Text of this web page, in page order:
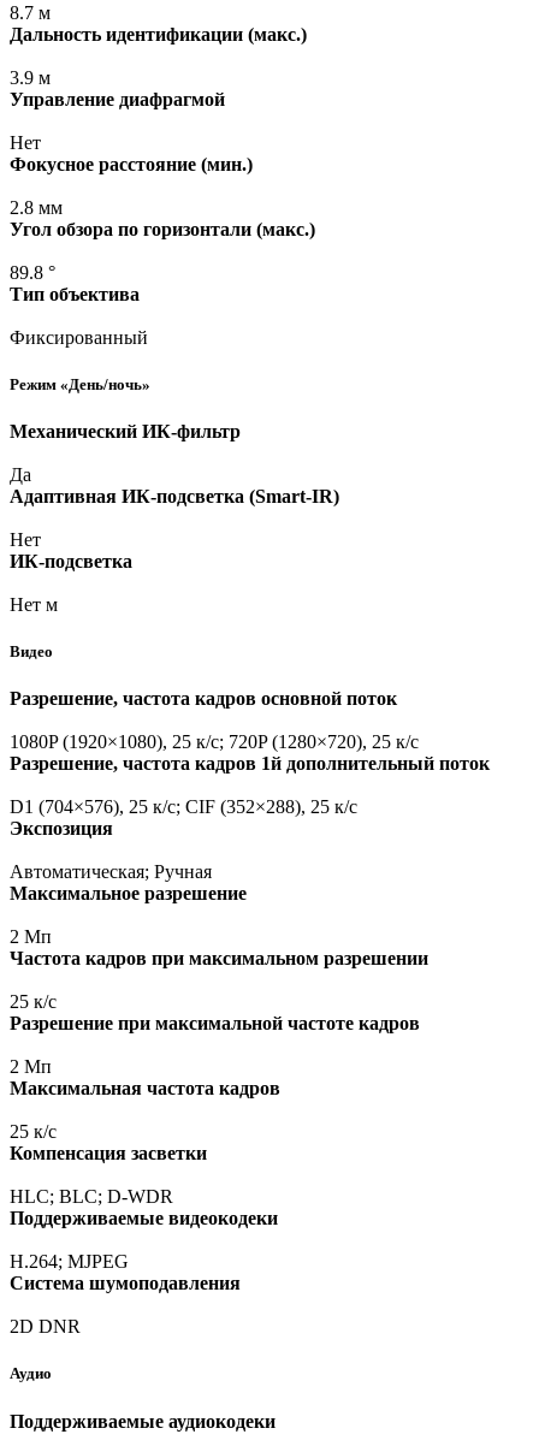
8.7 м
Дальность идентификации (макс.)
3.9 м
Управление диафрагмой
Нет
Фокусное расстояние (мин.)
2.8 мм
Угол обзора по горизонтали (макс.)
89.8 °
Тип объектива
Фиксированный
Режим «День/ночь»
Механический ИК-фильтр
Да
Адаптивная ИК-подсветка (Smart-IR)
Нет
ИК-подсветка
Нет м
Видео
Разрешение, частота кадров основной поток
1080P (1920×1080), 25 к/с; 720P (1280×720), 25 к/с
Разрешение, частота кадров 1й дополнительный поток
D1 (704×576), 25 к/с; CIF (352×288), 25 к/с
Экспозиция
Автоматическая; Ручная
Максимальное разрешение
2 Мп
Частота кадров при максимальном разрешении
25 к/с
Разрешение при максимальной частоте кадров
2 Мп
Максимальная частота кадров
25 к/с
Компенсация засветки
HLC; BLC; D-WDR
Поддерживаемые видеокодеки
H.264; MJPEG
Система шумоподавления
2D DNR
Аудио
Поддерживаемые аудиокодеки